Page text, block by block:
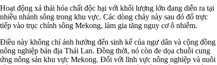
Hoạt động xả thải hóa chất độc hại với khối lượng lớn đang diễn ra tại
nhiều nhánh sông trong khu vực. Các dòng chảy này sau đó đổ trực
tiếp vào trục chính sông Mekong, làm gia tăng nguy cơ ô nhiễm.
Điều này không chỉ ảnh hưởng đến sinh kế của ngư dân và cộng đồng
nông nghiệp bản địa Thái Lan. Đồng thời, nó còn đe dọa chuỗi cung
ứng nông sản khu vực Mekong. Đối với lĩnh vực nông nghiệp và nuôi